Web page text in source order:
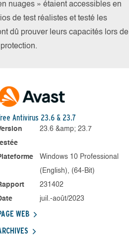
nuages » étaient accessibles en
de test réalistes et testé les
dû prouver leurs capacités lors de
Antivirus 23.6 & 23.7
23.6 &amp; 23.7
Windows 10 Professional
(English), (64-Bit)
231402
juil.-août/2023
WEB